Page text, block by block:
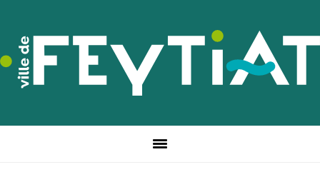
navigation
principale
contenu
principal
pied
de
page